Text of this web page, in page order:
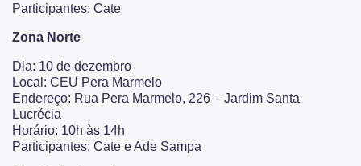
Participantes: Cate
Zona Norte
Dia: 10 de dezembro
Local: CEU Pera Marmelo
Endereço: Rua Pera Marmelo, 226 – Jardim Santa
Lucrécia
Horário: 10h às 14h
Participantes: Cate e Ade Sampa